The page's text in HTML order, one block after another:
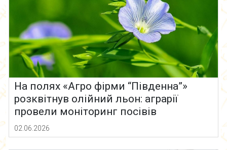
На полях «Агро фірми “Південна”»
розквітнув олійний льон: аграрії
провели моніторинг посівів
02.06.2026